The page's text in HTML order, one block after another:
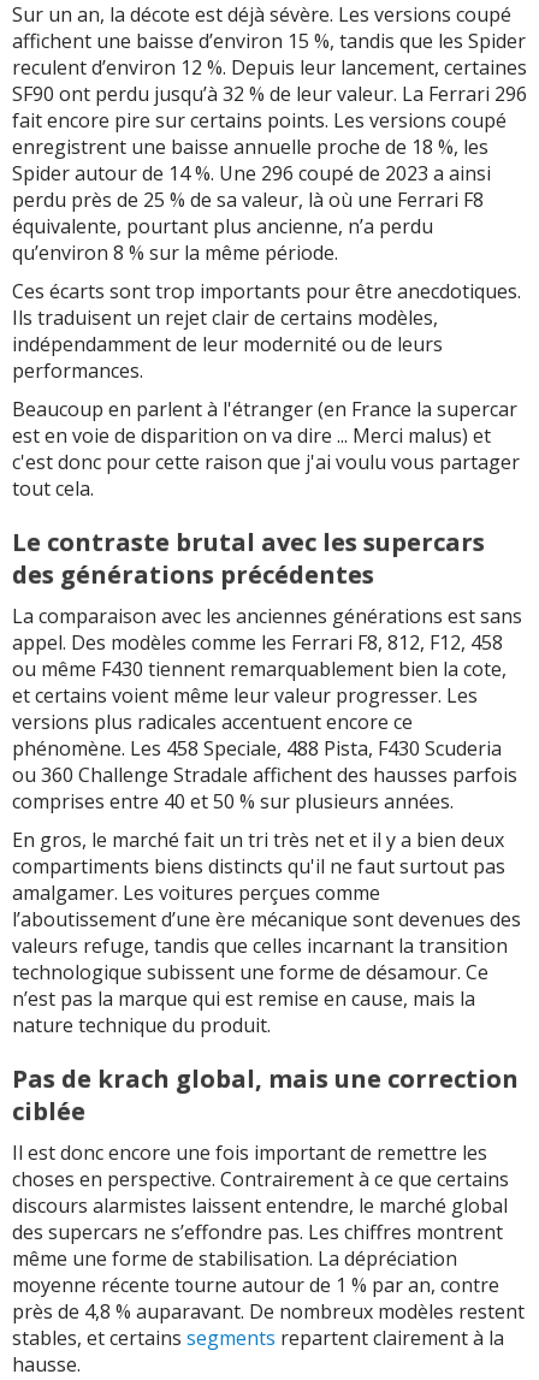
Sur un an, la décote est déjà sévère. Les versions coupé
affichent une baisse d’environ 15 %, tandis que les Spider
reculent d’environ 12 %. Depuis leur lancement, certaines
SF90 ont perdu jusqu’à 32 % de leur valeur. La Ferrari 296
fait encore pire sur certains points. Les versions coupé
enregistrent une baisse annuelle proche de 18 %, les
Spider autour de 14 %. Une 296 coupé de 2023 a ainsi
perdu près de 25 % de sa valeur, là où une Ferrari F8
équivalente, pourtant plus ancienne, n’a perdu
qu’environ 8 % sur la même période.
Ces écarts sont trop importants pour être anecdotiques.
Ils traduisent un rejet clair de certains modèles,
indépendamment de leur modernité ou de leurs
performances.
Beaucoup en parlent à l'étranger (en France la supercar
est en voie de disparition on va dire ... Merci malus) et
c'est donc pour cette raison que j'ai voulu vous partager
tout cela.
Le contraste brutal avec les supercars
des générations précédentes
La comparaison avec les anciennes générations est sans
appel. Des modèles comme les Ferrari F8, 812, F12, 458
ou même F430 tiennent remarquablement bien la cote,
et certains voient même leur valeur progresser. Les
versions plus radicales accentuent encore ce
phénomène. Les 458 Speciale, 488 Pista, F430 Scuderia
ou 360 Challenge Stradale affichent des hausses parfois
comprises entre 40 et 50 % sur plusieurs années.
En gros, le marché fait un tri très net et il y a bien deux
compartiments biens distincts qu'il ne faut surtout pas
amalgamer. Les voitures perçues comme
l’aboutissement d’une ère mécanique sont devenues des
valeurs refuge, tandis que celles incarnant la transition
technologique subissent une forme de désamour. Ce
n’est pas la marque qui est remise en cause, mais la
nature technique du produit.
Pas de krach global, mais une correction
ciblée
Il est donc encore une fois important de remettre les
choses en perspective. Contrairement à ce que certains
discours alarmistes laissent entendre, le marché global
des supercars ne s’effondre pas. Les chiffres montrent
même une forme de stabilisation. La dépréciation
moyenne récente tourne autour de 1 % par an, contre
près de 4,8 % auparavant. De nombreux modèles restent
stables, et certains segments repartent clairement à la
hausse.